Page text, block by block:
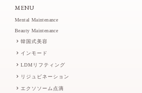
MENU
Mental Maintenance
Beauty Maintenance
韓国式美容
インモード
LDMリフティング
リジュビネーション
エクソソーム点滴